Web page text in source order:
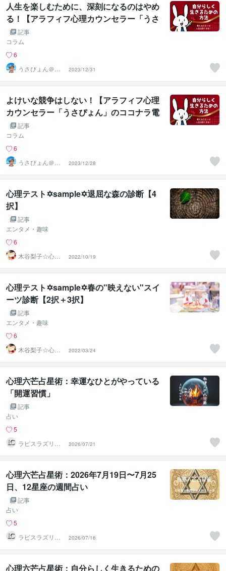
人生を楽しむために、深刻になるのはやめ
る！【アラフィフ心理カウンセラー「うさ
ぴょん」のココナラ電話相談】
記事
コラム
6
うさぴょん＠癒
し系アラフィフ
心寄り添い人
2023/12/31
よけいな競争はしない！【アラフィフ心理
カウンセラー「うさぴょん」のココナラ電
話相談】
記事
コラム
6
うさぴょん＠癒
し系アラフィフ
心寄り添い人
2023/12/28
心理テスト✡sample✡退屈な森の診断【4
択】
記事
エンタメ・趣味
6
木谷梨子☆心理
テスト制作者☆
ライター
2022/10/19
心理テスト✡sample✡春の"映えない"スイ
ーツ診断【2択＋3択】
記事
エンタメ・趣味
6
木谷梨子☆心理
テスト制作者☆
ライター
2022/03/24
心理六芒占星術：幸運なひとがやっている
「開運習慣」
記事
占い
5
ラピスラズリク
リエイト
2026/07/21
心理六芒占星術：2026年7月19日〜7月25
日、12星座の週間占い
記事
占い
5
ラピスラズリク
リエイト
2026/07/16
心理六芒占星術：自分らしく生きるための